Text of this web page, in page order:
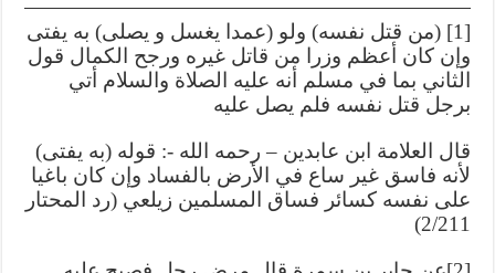
[1] (من قتل نفسه) ولو (عمدا يغسل و يصلى) به يفتى
وإن كان أعظم وزرا من قاتل غيره ورجح الكمال قول
الثاني بما في مسلم أنه عليه الصلاة والسلام أتي
برجل قتل نفسه فلم يصل عليه
قال العلامة ابن عابدين – رحمه الله -: قوله (به يفتى)
لأنه فاسق غير ساع في الأرض بالفساد وإن كان باغيا
على نفسه كسائر فساق المسلمين زيلعي (رد المحتار
2/211)